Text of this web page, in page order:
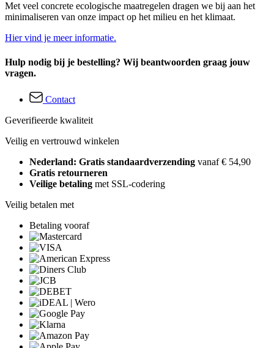
Met veel concrete ecologische maatregelen dragen we bij aan het
minimaliseren van onze impact op het milieu en het klimaat.
Hier vind je meer informatie.
Hulp nodig bij je bestelling? Wij beantwoorden graag jouw
vragen.
Contact
Geverifieerde kwaliteit
Veilig en vertrouwd winkelen
Nederland: Gratis standaardverzending vanaf € 54,90
Gratis retourneren
Veilige betaling met SSL-codering
Veilig betalen met
Betaling vooraf